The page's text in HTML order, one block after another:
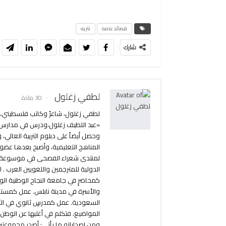
قصائد عامه نثريه
شارك
لطفي زغلول 30 مادة
«عبد اللطيف زغلول،ودرس في
وحصل أيضاً على دبلوم التربية
المناهج التعليمية، وأصبح بعدها
لمنتدى شعراء الفصحى في موسوعة
الدولية للمترجمين واللغويين
كمحاضرٍ في جامعة النجاح الوطنية
والأسرة في مدينة نابلس. عمل
السعودية. عمل كمدرسٍ ثانوي في
المواضيع، فتكلم في أغلبها عن